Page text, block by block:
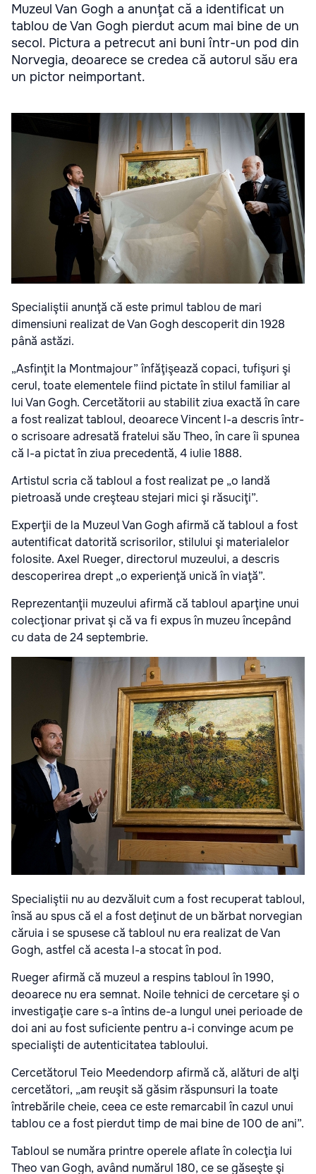
Muzeul Van Gogh a anunţat că a identificat un
tablou de Van Gogh pierdut acum mai bine de un
secol. Pictura a petrecut ani buni într-un pod din
Norvegia, deoarece se credea că autorul său era
un pictor neimportant.
Specialiştii anunţă că este primul tablou de mari
dimensiuni realizat de Van Gogh descoperit din 1928
până astăzi.
„Asfinţit la Montmajour” înfăţişează copaci, tufişuri şi
cerul, toate elementele fiind pictate în stilul familiar al
lui Van Gogh. Cercetătorii au stabilit ziua exactă în care
a fost realizat tabloul, deoarece Vincent l-a descris într-
o scrisoare adresată fratelui său Theo, în care îi spunea
că l-a pictat în ziua precedentă, 4 iulie 1888.
Artistul scria că tabloul a fost realizat pe „o landă
pietroasă unde creşteau stejari mici şi răsuciţi”.
Experţii de la Muzeul Van Gogh afirmă că tabloul a fost
autentificat datorită scrisorilor, stilului şi materialelor
folosite. Axel Rueger, directorul muzeului, a descris
descoperirea drept „o experienţă unică în viaţă”.
Reprezentanţii muzeului afirmă că tabloul aparţine unui
colecţionar privat şi că va fi expus în muzeu începând
cu data de 24 septembrie.
Specialiştii nu au dezvăluit cum a fost recuperat tabloul,
însă au spus că el a fost deţinut de un bărbat norvegian
căruia i se spusese că tabloul nu era realizat de Van
Gogh, astfel că acesta l-a stocat în pod.
Rueger afirmă că muzeul a respins tabloul în 1990,
deoarece nu era semnat. Noile tehnici de cercetare şi o
investigaţie care s-a întins de-a lungul unei perioade de
doi ani au fost suficiente pentru a-i convinge acum pe
specialişti de autenticitatea tabloului.
Cercetătorul Teio Meedendorp afirmă că, alături de alţi
cercetători, „am reuşit să găsim răspunsuri la toate
întrebările cheie, ceea ce este remarcabil în cazul unui
tablou ce a fost pierdut timp de mai bine de 100 de ani”.
Tabloul se număra printre operele aflate în colecţia lui
Theo van Gogh, având numărul 180, ce se găseşte şi